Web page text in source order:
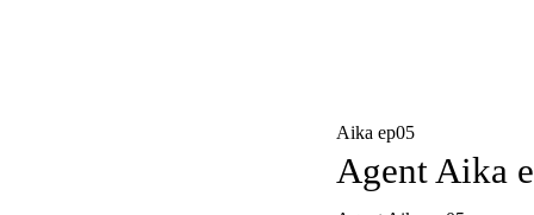
Aika ep05
Agent Aika